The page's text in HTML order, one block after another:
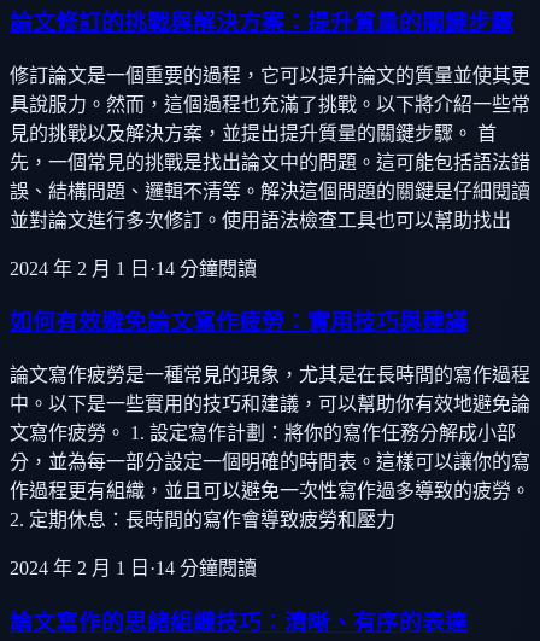
論文修訂的挑戰與解決方案：提升質量的關鍵步驟
修訂論文是一個重要的過程，它可以提升論文的質量並使其更
具說服力。然而，這個過程也充滿了挑戰。以下將介紹一些常
見的挑戰以及解決方案，並提出提升質量的關鍵步驟。 首
先，一個常見的挑戰是找出論文中的問題。這可能包括語法錯
誤、結構問題、邏輯不清等。解決這個問題的關鍵是仔細閱讀
並對論文進行多次修訂。使用語法檢查工具也可以幫助找出
2024 年 2 月 1 日 ·14 分鐘閱讀
如何有效避免論文寫作疲勞：實用技巧與建議
論文寫作疲勞是一種常見的現象，尤其是在長時間的寫作過程
中。以下是一些實用的技巧和建議，可以幫助你有效地避免論
文寫作疲勞。 1. 設定寫作計劃：將你的寫作任務分解成小部
分，並為每一部分設定一個明確的時間表。這樣可以讓你的寫
作過程更有組織，並且可以避免一次性寫作過多導致的疲勞。
2. 定期休息：長時間的寫作會導致疲勞和壓力
2024 年 2 月 1 日 ·14 分鐘閱讀
論文寫作的思緒組織技巧：清晰、有序的表達